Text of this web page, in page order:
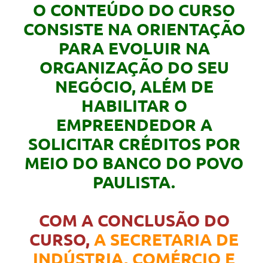
O CONTEÚDO DO CURSO
CONSISTE NA ORIENTAÇÃO
PARA EVOLUIR NA
ORGANIZAÇÃO DO SEU
NEGÓCIO, ALÉM DE
HABILITAR O
EMPREENDEDOR A
SOLICITAR CRÉDITOS POR
MEIO DO BANCO DO POVO
PAULISTA.
COM A CONCLUSÃO DO
CURSO, A SECRETARIA DE
INDÚSTRIA, COMÉRCIO E